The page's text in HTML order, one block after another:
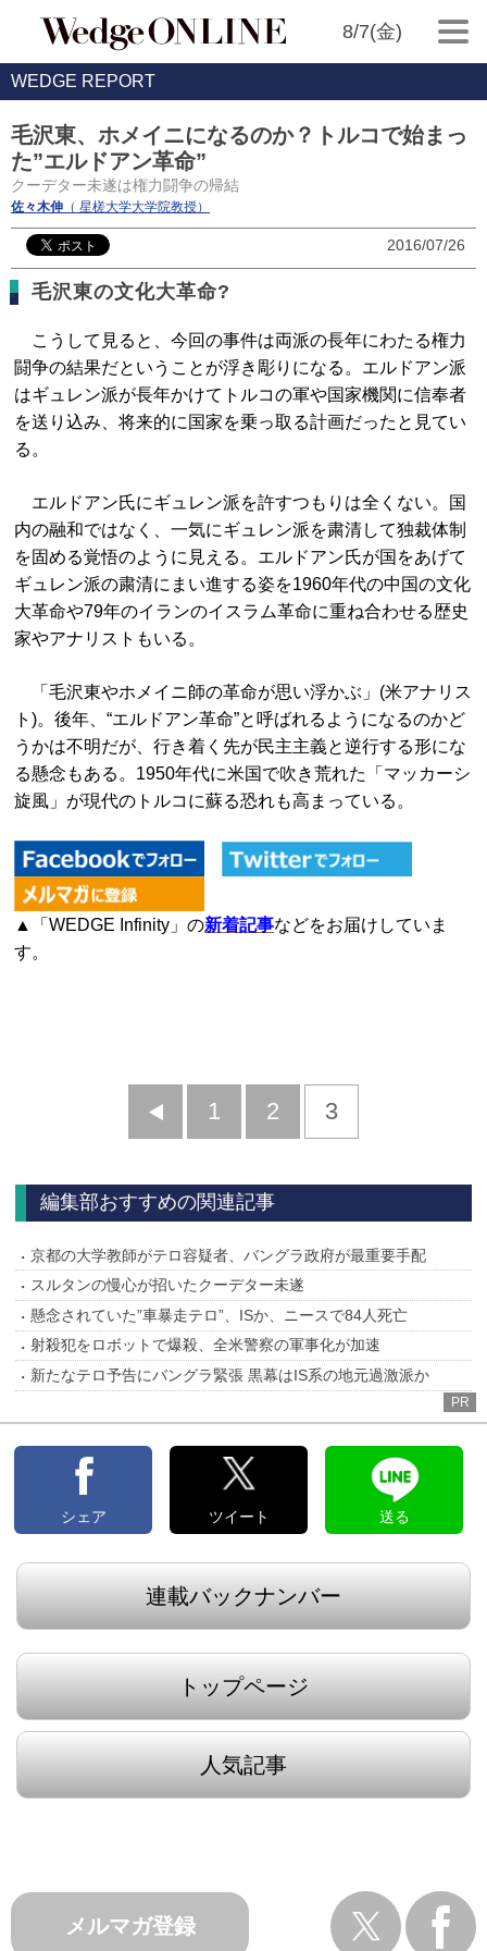
8/7(金)
WEDGE REPORT
毛沢東、ホメイニになるのか？トルコで始まっ
た”エルドアン革命”
クーデター未遂は権力闘争の帰結
佐々木伸 （ 星槎大学大学院教授）
2016/07/26
毛沢東の文化大革命?
こうして見ると、今回の事件は両派の長年にわたる権力
闘争の結果だということが浮き彫りになる。エルドアン派
はギュレン派が長年かけてトルコの軍や国家機関に信奉者
を送り込み、将来的に国家を乗っ取る計画だったと見てい
る。
エルドアン氏にギュレン派を許すつもりは全くない。国
内の融和ではなく、一気にギュレン派を粛清して独裁体制
を固める覚悟のように見える。エルドアン氏が国をあげて
ギュレン派の粛清にまい進する姿を1960年代の中国の文化
大革命や79年のイランのイスラム革命に重ね合わせる歴史
家やアナリストもいる。
「毛沢東やホメイニ師の革命が思い浮かぶ」(米アナリス
ト)。後年、“エルドアン革命”と呼ばれるようになるのかど
うかは不明だが、行き着く先が民主主義と逆行する形にな
る懸念もある。1950年代に米国で吹き荒れた「マッカーシ
旋風」が現代のトルコに蘇る恐れも高まっている。
▲「WEDGE Infinity」の新着記事などをお届けしていま
す。
前
1 2 3
編集部おすすめの関連記事
京都の大学教師がテロ容疑者、バングラ政府が最重要手配
スルタンの慢心が招いたクーデター未遂
懸念されていた”車暴走テロ”、ISか、ニースで84人死亡
射殺犯をロボットで爆殺、全米警察の軍事化が加速
新たなテロ予告にバングラ緊張 黒幕はIS系の地元過激派か
PR
シェア ツイート 送る
連載バックナンバー
トップページ
人気記事
メルマガ登録